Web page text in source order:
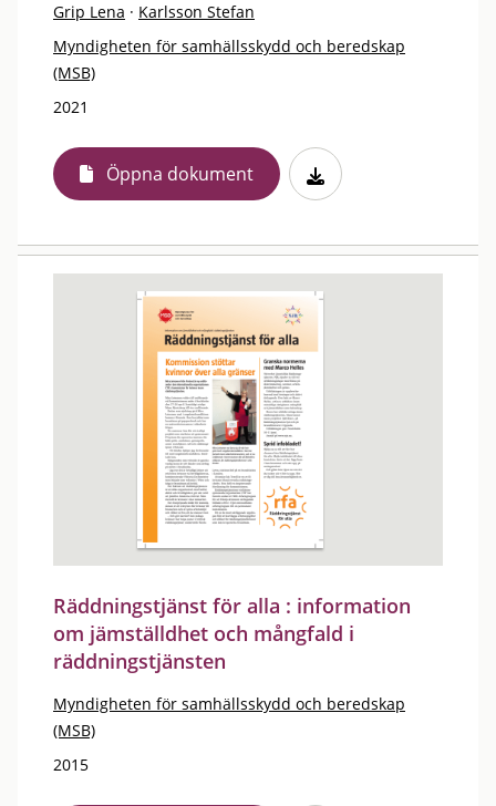
Grip Lena · Karlsson Stefan
Myndigheten för samhällsskydd och beredskap
(MSB)
2021
Öppna dokument
Räddningstjänst för alla : information
om jämställdhet och mångfald i
räddningstjänsten
Myndigheten för samhällsskydd och beredskap
(MSB)
2015